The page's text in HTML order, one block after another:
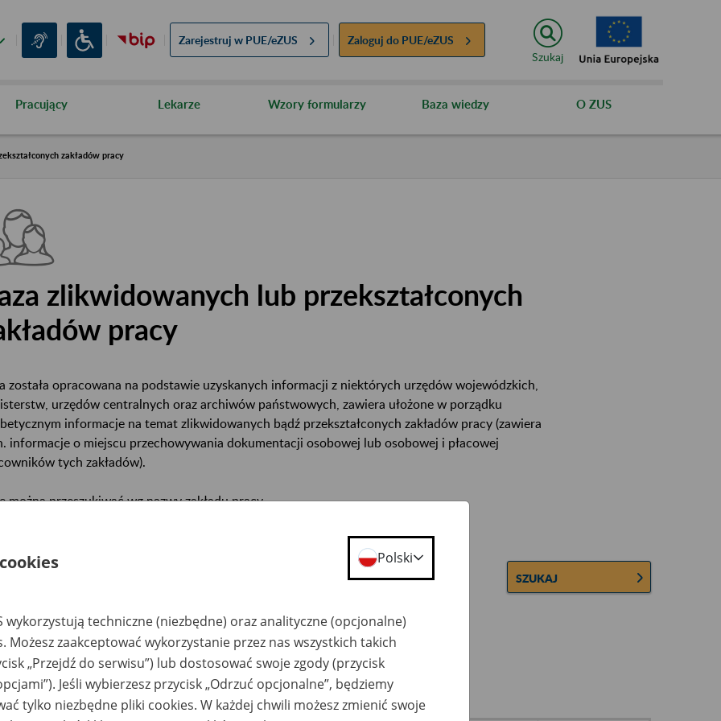
Zarejestruj w PUE/eZUS Zaloguj do PUE/eZUS
Szukaj
Pracujący Lekarze Wzory formularzy Baza wiedzy O ZUS
zakładów pracy
zlikwidowanych lub przekształconych
pracy
została opracowana na podstawie uzyskanych informacji z niektórych urzędów wojewódzkich,
urzędów centralnych oraz archiwów państwowych, zawiera ułożone w porządku
informacje na temat zlikwidowanych bądź przekształconych zakładów pracy (zawiera
informacje o miejscu przechowywania dokumentacji osobowej lub osobowej i płacowej
tych zakładów).
można przeszukiwać wg nazwy zakładu pracy.
SZUKAJ
uwagi można przesyłać poprzez formularz
Ukryj wszystkie pozycje bazy
Polski
wykorzystują techniczne (niezbędne) oraz analityczne (opcjonalne)
Możesz zaakceptować wykorzystanie przez nas wszystkich takich
„Przejdź do serwisu”) lub dostosować swoje zgody (przycisk
Jeśli wybierzesz przycisk „Odrzuć opcjonalne”, będziemy
tylko niezbędne pliki cookies. W każdej chwili możesz zmienić swoje